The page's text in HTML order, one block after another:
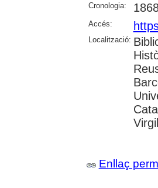
Cronologia:
Accés:
Localització:
Enllaç